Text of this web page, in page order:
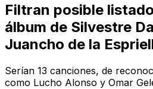
Filtran posible
álbum de Silvestre
Juancho de la
Serían 13 canciones, de
como Lucho Alonso y Omar